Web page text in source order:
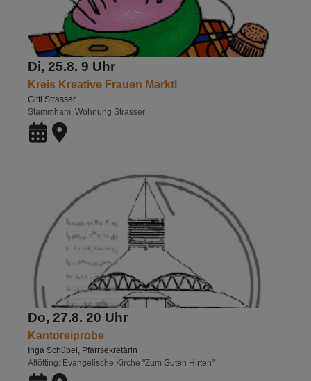
Di, 25.8. 9 Uhr
Kreis Kreative Frauen Marktl
Gitti Strasser
Stammham Wohnung Strasser
Do, 27.8. 20 Uhr
Kantoreiprobe
Inga Schübel, Pfarrsekretärin
Altötting
Evangelische Kirche "Zum Guten Hirten"